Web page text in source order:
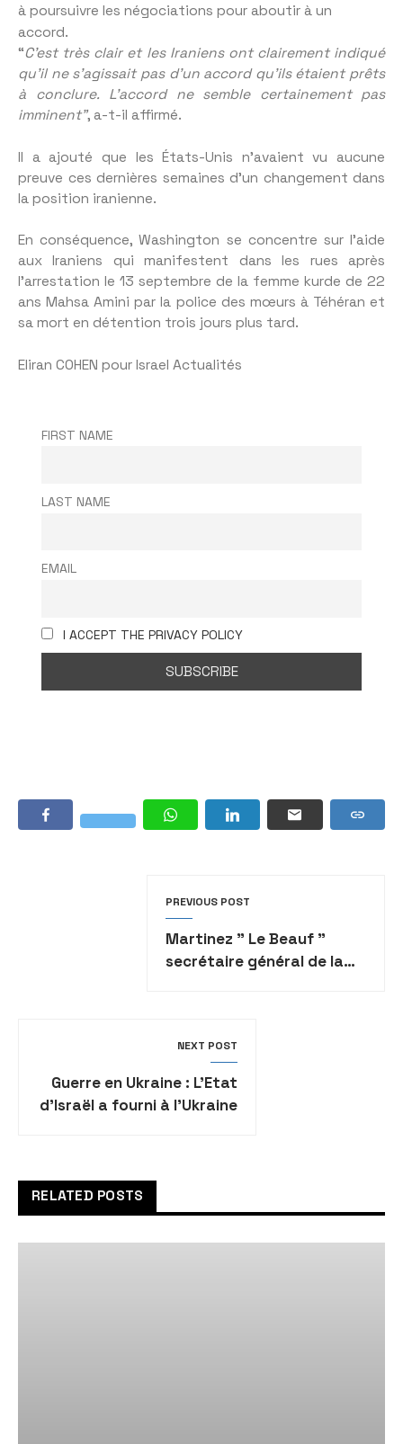
à poursuivre les négociations pour aboutir à un
accord.
“C’est très clair et les Iraniens ont clairement indiqué
qu’il ne s’agissait pas d’un accord qu’ils étaient prêts
à conclure. L’accord ne semble certainement pas
imminent”, a-t-il affirmé.
Il a ajouté que les États-Unis n’avaient vu aucune
preuve ces dernières semaines d’un changement dans
la position iranienne.
En conséquence, Washington se concentre sur l’aide
aux Iraniens qui manifestent dans les rues après
l’arrestation le 13 septembre de la femme kurde de 22
ans Mahsa Amini par la police des mœurs à Téhéran et
sa mort en détention trois jours plus tard.
Eliran COHEN pour Israel Actualités
FIRST NAME
LAST NAME
EMAIL
I ACCEPT THE PRIVACY POLICY
PREVIOUS POST
Martinez ” Le Beauf ”
secrétaire général de la
NEXT POST
Guerre en Ukraine : L’Etat
d’Israël a fourni à l’Ukraine
RELATED POSTS